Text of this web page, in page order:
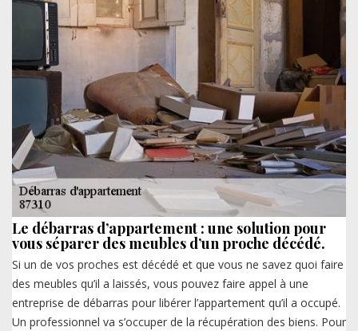
Le débarras d’appartement : une solution pour
vous séparer des meubles d’un proche décédé.
Si un de vos proches est décédé et que vous ne savez quoi faire
des meubles qu’il a laissés, vous pouvez faire appel à une
entreprise de débarras pour libérer l’appartement qu’il a occupé.
Un professionnel va s’occuper de la récupération des biens. Pour